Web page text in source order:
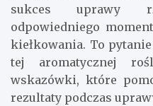
sukces uprawy
odpowiedniego
kiełkowania. To
tej aromatycznej
wskazówki, które
rezultaty podczas